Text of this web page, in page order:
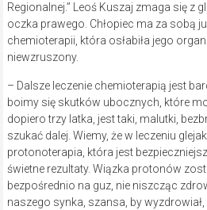
Regionalnej.” Leoś Kuszaj zmaga się z
oczka prawego. Chłopiec ma za sobą
chemioterapii, która osłabiła jego
niewzruszony.
– Dalsze leczenie chemioterapią jest
boimy się skutków ubocznych, które
dopiero trzy latka, jest taki, malutki,
szukać dalej. Wiemy, że w leczeniu
protonoterapia, która jest
świetne rezultaty. Wiązka protonów
bezpośrednio na guz, nie niszcząc
naszego synka, szansa, by wyzdrowiał,